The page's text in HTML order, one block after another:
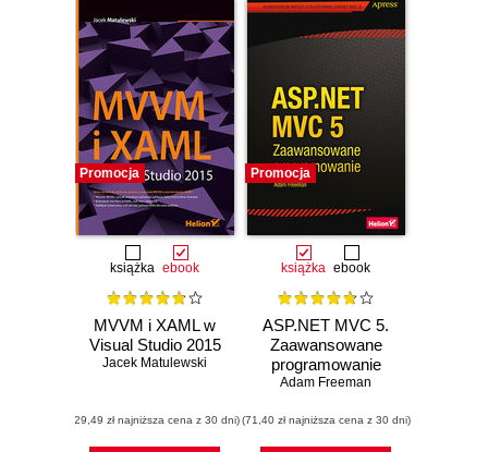
Promocja
książka ebook
MVVM i XAML w
Visual Studio 2015
Jacek Matulewski
(29,49 zł najniższa cena z 30 dni)
Promocja
książka ebook
ASP.NET MVC 5.
Zaawansowane
programowanie
Adam Freeman
(71,40 zł najniższa cena z 30 dni)